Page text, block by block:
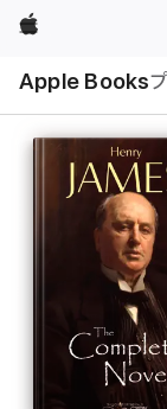
Apple
Apple Books
ル